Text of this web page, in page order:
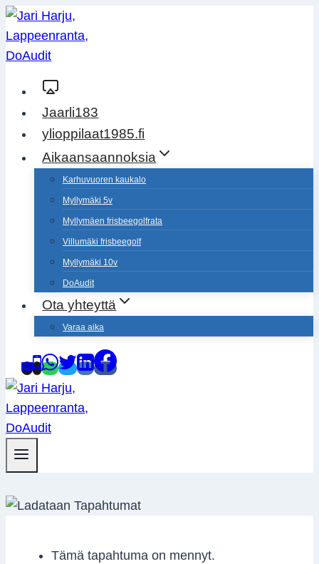
Siirry
sisältöön
Jaarli183
ylioppilaat1985.fi
Aikaansaannoksia
Karhuvuoren kaukalo
Myllymäki 5v
Myllymäen frisbeegolfrata
Villumäki frisbeegolf
Myllymäki 10v
DoAudit
Ota yhteyttä
Varaa aika
Tämä tapahtuma on mennyt.